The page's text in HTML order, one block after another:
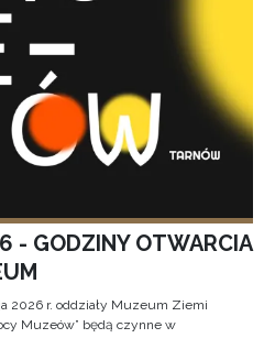
- GODZINY OTWARCIA
2026 r. oddziały Muzeum Ziemi
Muzeów” będą czynne w